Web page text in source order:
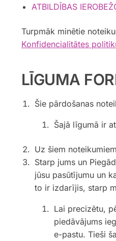
ATBILDĪBAS
Turpmāk minētie
Konfidencialitātes
LĪGUMA
Šie pārdošanas
Šajā līgumā ir
Uz šiem
Starp jums un
jūsu pasūtījumu un
to ir izdarījis, starp
Lai precizētu,
piedāvājums
e-pastu. Tieši